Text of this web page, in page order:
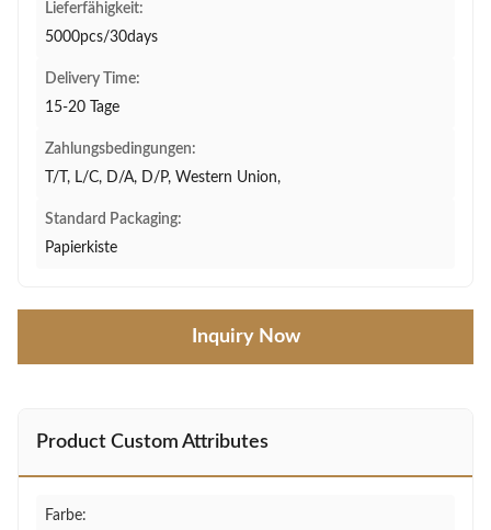
Lieferfähigkeit:
5000pcs/30days
Delivery Time:
15-20 Tage
Zahlungsbedingungen:
T/T, L/C, D/A, D/P, Western Union,
Standard Packaging:
Papierkiste
Inquiry Now
Product Custom Attributes
Farbe: